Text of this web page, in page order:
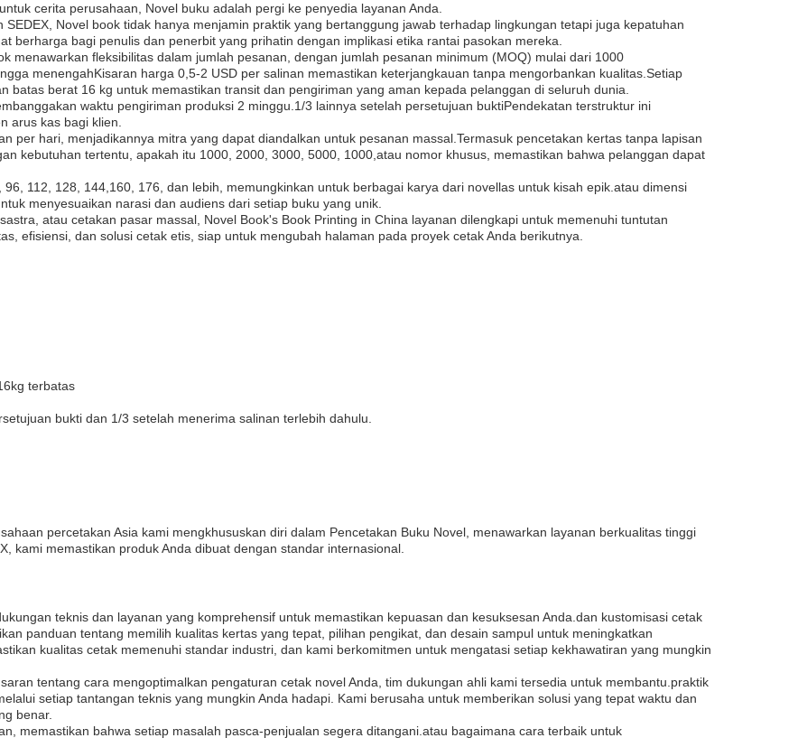
cerita perusahaan, Novel buku adalah pergi ke penyedia layanan Anda.
SEDEX, Novel book tidak hanya menjamin praktik yang bertanggung jawab terhadap lingkungan tetapi juga kepatuhan
berharga bagi penulis dan penerbit yang prihatin dengan implikasi etika rantai pasokan mereka.
menawarkan fleksibilitas dalam jumlah pesanan, dengan jumlah pesanan minimum (MOQ) mulai dari 1000
menengahKisaran harga 0,5-2 USD per salinan memastikan keterjangkauan tanpa mengorbankan kualitas.Setiap
batas berat 16 kg untuk memastikan transit dan pengiriman yang aman kepada pelanggan di seluruh dunia.
waktu pengiriman produksi 2 minggu.1/3 lainnya setelah persetujuan buktiPendekatan terstruktur ini
arus kas bagi klien.
per hari, menjadikannya mitra yang dapat diandalkan untuk pesanan massal.Termasuk pencetakan kertas tanpa lapisan
kebutuhan tertentu, apakah itu 1000, 2000, 3000, 5000, 1000,atau nomor khusus, memastikan bahwa pelanggan dapat
112, 128, 144,160, 176, dan lebih, memungkinkan untuk berbagai karya dari novellas untuk kisah epik.atau dimensi
menyesuaikan narasi dan audiens dari setiap buku yang unik.
atau cetakan pasar massal, Novel Book's Book Printing in China layanan dilengkapi untuk memenuhi tuntutan
efisiensi, dan solusi cetak etis, siap untuk mengubah halaman pada proyek cetak Anda berikutnya.
terbatas
bukti dan 1/3 setelah menerima salinan terlebih dahulu.
percetakan Asia kami mengkhususkan diri dalam Pencetakan Buku Novel, menawarkan layanan berkualitas tinggi
kami memastikan produk Anda dibuat dengan standar internasional.
teknis dan layanan yang komprehensif untuk memastikan kepuasan dan kesuksesan Anda.dan kustomisasi cetak
panduan tentang memilih kualitas kertas yang tepat, pilihan pengikat, dan desain sampul untuk meningkatkan
kualitas cetak memenuhi standar industri, dan kami berkomitmen untuk mengatasi setiap kekhawatiran yang mungkin
tentang cara mengoptimalkan pengaturan cetak novel Anda, tim dukungan ahli kami tersedia untuk membantu.praktik
setiap tantangan teknis yang mungkin Anda hadapi. Kami berusaha untuk memberikan solusi yang tepat waktu dan
benar.
memastikan bahwa setiap masalah pasca-penjualan segera ditangani.atau bagaimana cara terbaik untuk